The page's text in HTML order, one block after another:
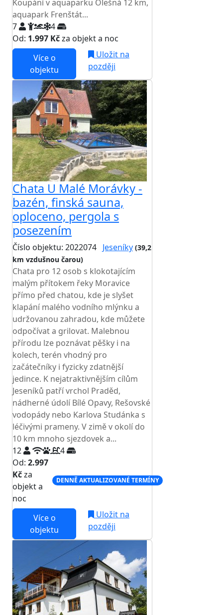
Koupání v aquaparku Olešná 12 km,
aquapark Frenštát...
7
4
Od: 1.997 Kčza objekt a noc
Více o
objektu
Uložit na
později
Chata U Malé Morávky -
bazén, finská sauna,
oploceno, pergola s
posezením
Číslo objektu: 2022074 Jeseníky (39,2
km vzdušnou čarou)
Chata pro 12 osob s klokotajícím
malým přítokem řeky Moravice
přímo před chatou, kde je slyšet
klapání malého vodního mlýnku a
udržovanou zahradou, kde můžete
odpočívat a grilovat. Malebnou
přírodu lze poznávat pěšky i na
kolech, terén vhodný pro
začátečníky i fyzicky zdatnější
jedince. K nejatraktivnějším cílům
Jeseníků patří vrchol Praděd,
nádherné údolí Bílé Opavy, Rešovské
vodopády nebo Karlova Studánka s
léčivými prameny. V zimě v okolí do
10 km mnoho sjezdovek a...
12
4
Od: 2.997
Kčza
objekt a
noc
DENNĚ AKTUALIZOVANÉ TERMÍNY
Více o
objektu
Uložit na
později